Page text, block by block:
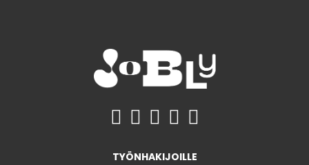
TYÖNHAKIJOILLE